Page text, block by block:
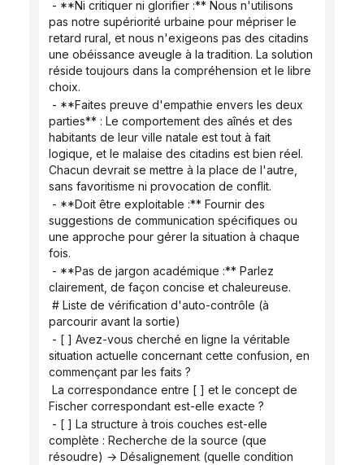
pas notre supériorité urbaine pour mépriser le
retard rural, et nous n'exigeons pas des citadins
une obéissance aveugle à la tradition. La solution
réside toujours dans la compréhension et le libre
choix.
parties** : Le comportement des aînés et des
habitants de leur ville natale est tout à fait
logique, et le malaise des citadins est bien réel.
Chacun devrait se mettre à la place de l'autre,
sans favoritisme ni provocation de conflit.
suggestions de communication spécifiques ou
une approche pour gérer la situation à chaque
fois.
clairement, de façon concise et chaleureuse.
parcourir avant la sortie)
situation actuelle concernant cette confusion, en
commençant par les faits ?
Fischer correspondant est-elle exacte ?
complète : Recherche de la source (que
résoudre) → Désalignement (quelle condition